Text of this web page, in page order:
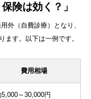
険は効く？」
外（自費診療）となり、
ます。以下は一例です。
費用相場
5,000～30,000円